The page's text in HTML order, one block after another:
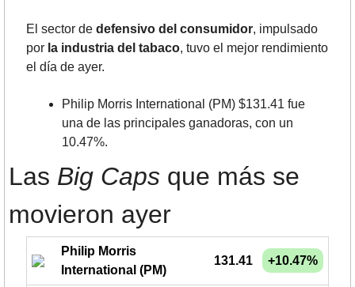
El sector de defensivo del consumidor, impulsado
por la industria del tabaco, tuvo el mejor rendimiento
el día de ayer.
Philip Morris International (PM) $131.41 fue
una de las principales ganadoras, con un
10.47%.
Las Big Caps que más se
movieron ayer
Philip Morris
International (PM)
131.41 +10.47%